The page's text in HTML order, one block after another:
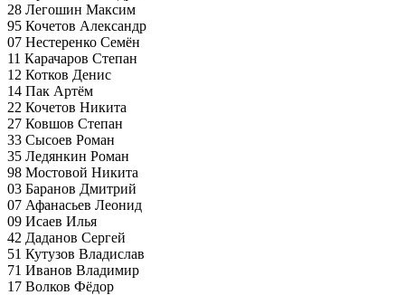
28 Легошин Максим
95 Кочетов Александр
07 Нестеренко Семён
11 Карачаров Степан
12 Котков Денис
14 Пак Артём
22 Кочетов Никита
27 Ковшов Степан
33 Сысоев Роман
35 Ледянкин Роман
98 Мостовой Никита
03 Баранов Дмитрий
07 Афанасьев Леонид
09 Исаев Илья
42 Даданов Сергей
51 Кутузов Владислав
71 Иванов Владимир
17 Волков Фёдор